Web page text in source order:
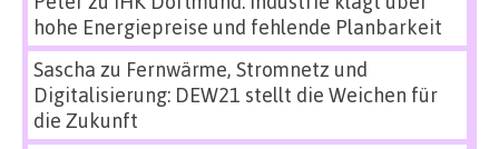
hohe Energiepreise und fehlende Planbarkeit
Sascha zu Fernwärme, Stromnetz und
Digitalisierung: DEW21 stellt die Weichen für
die Zukunft